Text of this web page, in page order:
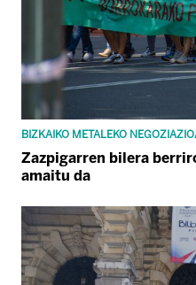
BIZKAIKO METALEKO
Zazpigarren bilera
amaitu da